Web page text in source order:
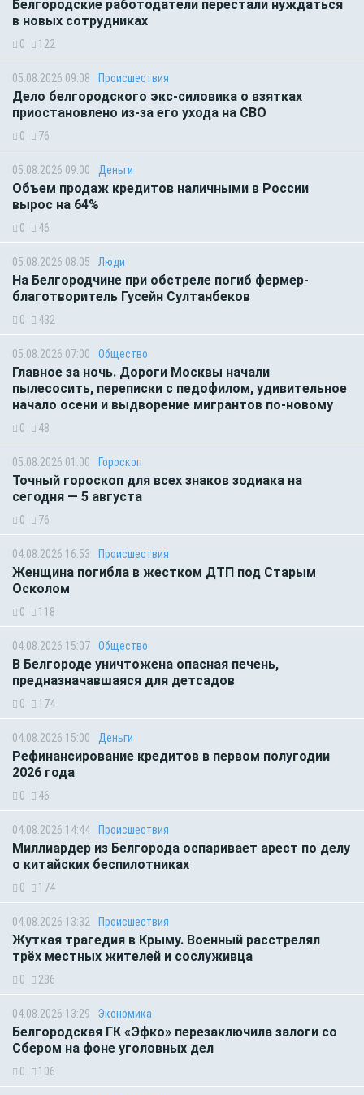
Белгородские работодатели перестали нуждаться
в новых сотрудниках
0 122
05.08.2026 09:08 Происшествия
Дело белгородского экс-силовика о взятках
приостановлено из-за его ухода на СВО
0 76
05.08.2026 09:00 Деньги
Объем продаж кредитов наличными в России
вырос на 64%
0 46
05.08.2026 08:05 Люди
На Белгородчине при обстреле погиб фермер-
благотворитель Гусейн Султанбеков
0 432
05.08.2026 07:00 Общество
Главное за ночь. Дороги Москвы начали
пылесосить, переписки с педофилом, удивительное
начало осени и выдворение мигрантов по-новому
0 48
05.08.2026 01:00 Гороскоп
Точный гороскоп для всех знаков зодиака на
сегодня — 5 августа
0 76
04.08.2026 16:53 Происшествия
Женщина погибла в жестком ДТП под Старым
Осколом
0 118
04.08.2026 15:07 Общество
В Белгороде уничтожена опасная печень,
предназначавшаяся для детсадов
0 174
04.08.2026 15:00 Деньги
Рефинансирование кредитов в первом полугодии
2026 года
0 46
04.08.2026 14:44 Происшествия
Миллиардер из Белгорода оспаривает арест по делу
о китайских беспилотниках
0 174
04.08.2026 13:32 Происшествия
Жуткая трагедия в Крыму. Военный расстрелял
трёх местных жителей и сослуживца
0 286
04.08.2026 13:29 Экономика
Белгородская ГК «Эфко» перезаключила залоги со
Сбером на фоне уголовных дел
0 106